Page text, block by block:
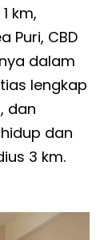
km,
Puri, CBD
dalam
lengkap
dan
dan
3 km.